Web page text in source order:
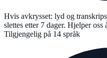
Hvis avkrysset: lyd og
slettes etter 7 dager. Hjelper
Tilgjengelig på 14 språk